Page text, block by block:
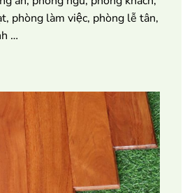
phòng làm việc, phòng lễ tân,
…